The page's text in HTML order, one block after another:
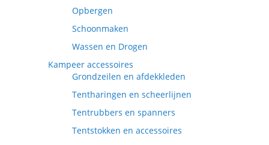
Opbergen
Schoonmaken
Wassen en Drogen
Kampeer accessoires
Grondzeilen en afdekkleden
Tentharingen en scheerlijnen
Tentrubbers en spanners
Tentstokken en accessoires